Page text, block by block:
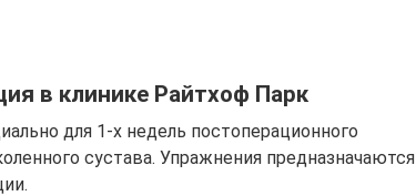
в клинике Райтхоф Парк
для 1-х недель постоперационного
сустава. Упражнения предназначаются